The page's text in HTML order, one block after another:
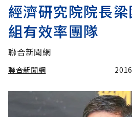
經濟研究院院長
組有效率團隊
聯合新聞網
聯合新聞網